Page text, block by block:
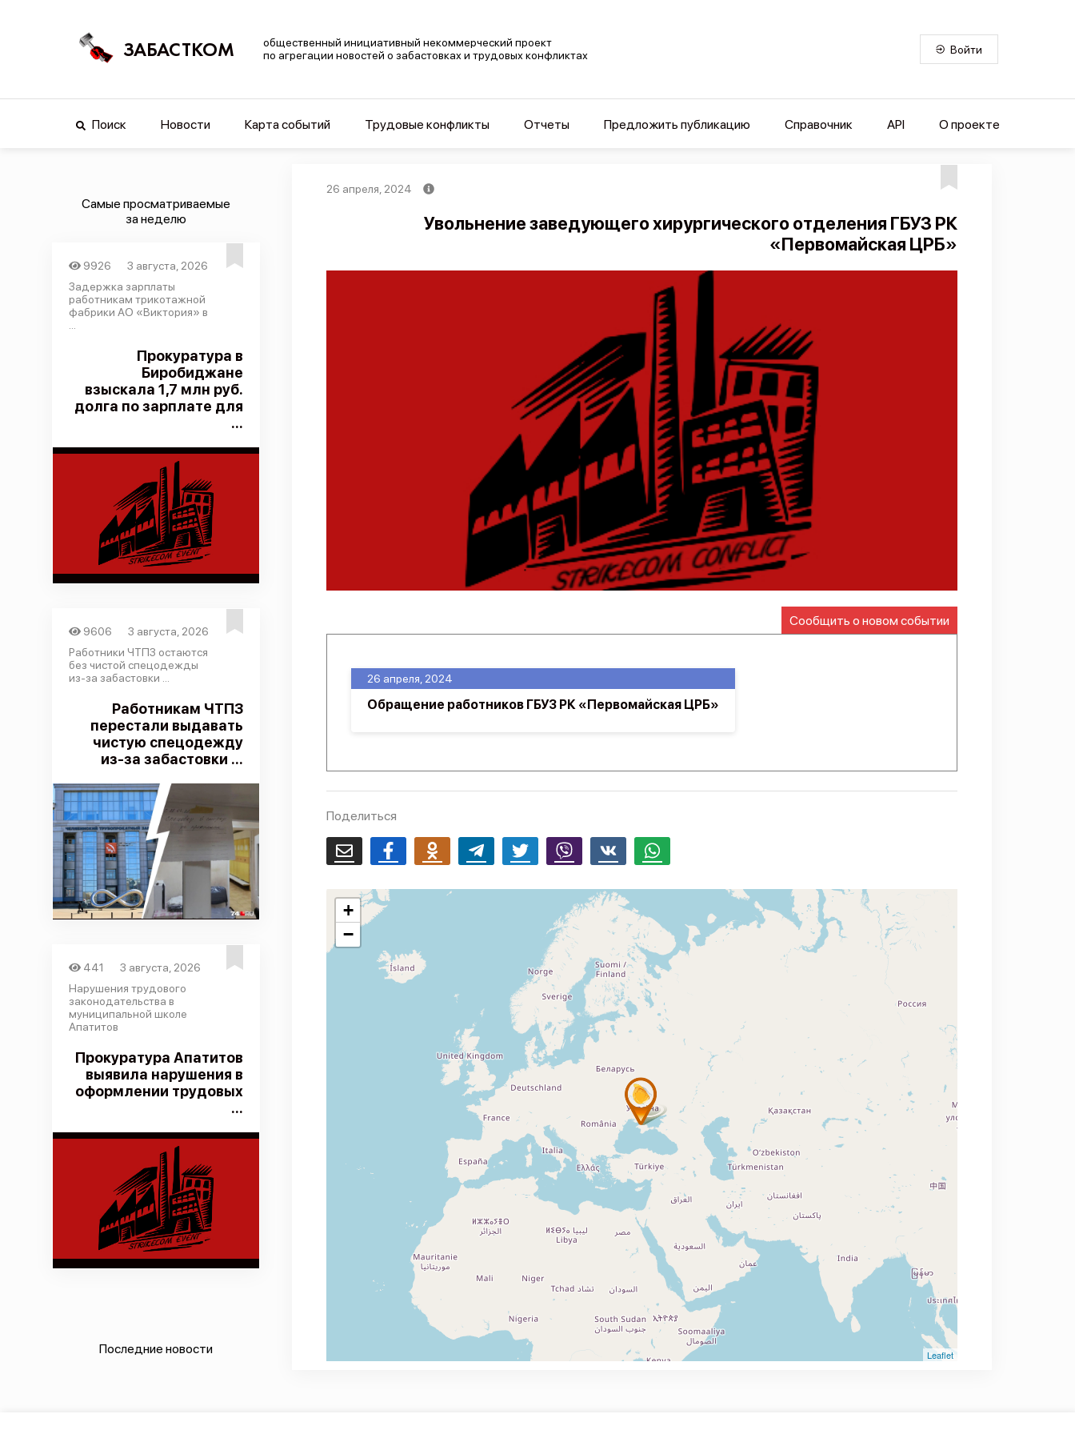
ЗАБАСТКОМ
общественный инициативный некоммерческий проект
по агрегации новостей о забастовках и трудовых конфликтах
Войти
Поиск Новости Карта событий Трудовые конфликты Отчеты Предложить публикацию Справочник API О проекте
Самые просматриваемые
за неделю
9926
3 августа, 2026
Задержка зарплаты
работникам трикотажной
фабрики АО «Виктория» в
Прокуратура в
Биробиджане
взыскала 1,7 млн руб.
долга по зарплате для
...
9606
3 августа, 2026
Работники ЧТПЗ остаются
без чистой спецодежды
из-за забастовки ...
Работникам ЧТПЗ
перестали выдавать
чистую спецодежду
из-за забастовки ...
441
3 августа, 2026
Нарушения трудового
законодательства в
муниципальной школе
Апатитов
Прокуратура Апатитов
выявила нарушения в
оформлении трудовых
...
Последние новости
26 апреля, 2024
Увольнение заведующего хирургического отделения ГБУЗ РК
«Первомайская ЦРБ»
Сообщить о новом событии
26 апреля, 2024
Обращение работников ГБУЗ РК «Первомайская ЦРБ»
Поделиться
Email FacebookOdnoklassnikiTelegram Twitter Viber Whatsapp
+
−
Leaflet